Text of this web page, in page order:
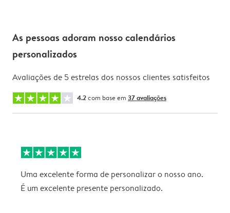
As pessoas adoram nosso calendários
personalizados
Avaliações de 5 estrelas dos nossos clientes satisfeitos
4.2com base em 37 avaliações
Uma excelente forma de personalizar o nosso ano.
É um excelente presente personalizado.